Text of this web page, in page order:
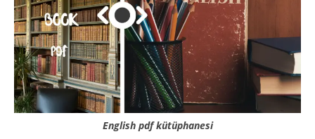
English pdf kütüphanesi